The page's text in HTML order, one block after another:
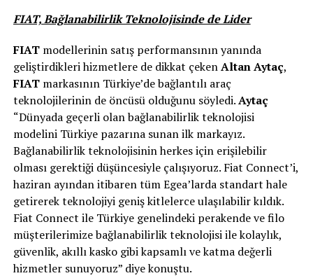
FIAT, Bağlanabilirlik Teknolojisinde de Lider
FIATmodellerinin satış performansının yanında
geliştirdikleri hizmetlere de dikkat çekenAltan Aytaç,
FIATmarkasının Türkiye’de bağlantılı araç
teknolojilerinin de öncüsü olduğunu söyledi.Aytaç
“Dünyada geçerli olan bağlanabilirlik teknolojisi
modelini Türkiye pazarına sunan ilk markayız.
Bağlanabilirlik teknolojisinin herkes için erişilebilir
olması gerektiği düşüncesiyle çalışıyoruz. Fiat Connect’i,
haziran ayından itibaren tüm Egea’larda standart hale
getirerek teknolojiyi geniş kitlelerce ulaşılabilir kıldık.
Fiat Connect ile Türkiye genelindeki perakende ve filo
müşterilerimize bağlanabilirlik teknolojisi ile kolaylık,
güvenlik, akıllı kasko gibi kapsamlı ve katma değerli
hizmetler sunuyoruz” diye konuştu.